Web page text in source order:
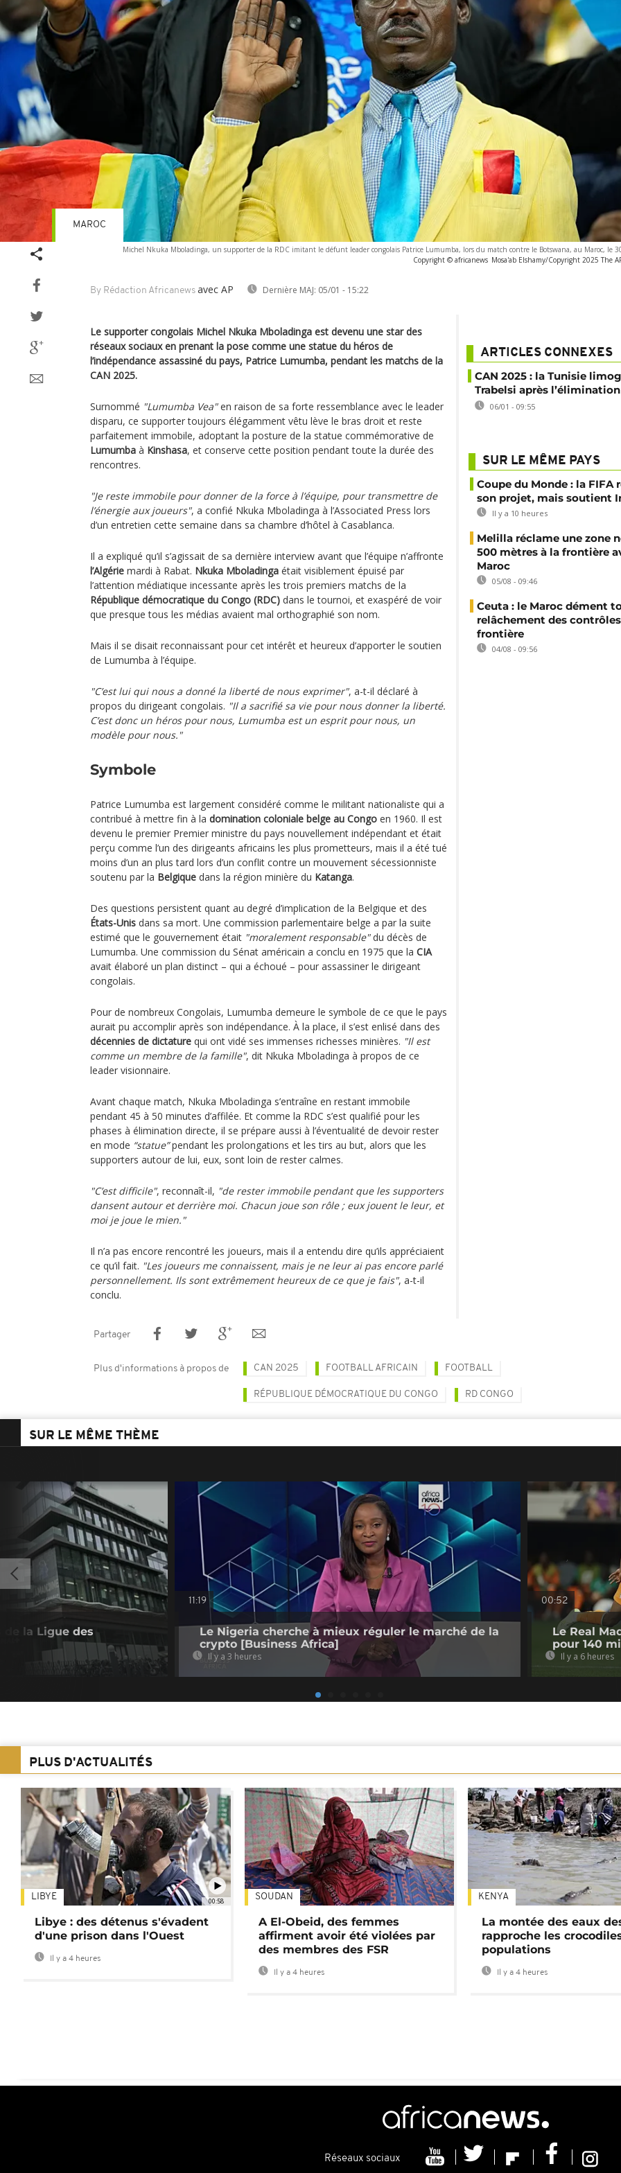
Michel Nkuka Mboladinga, un supporter de la RDC imitant le défunt leader congolais Patrice Lumumba, lors du match contre le Botswana, au Maroc, le
Copyright © africanews Mosa'ab Elshamy/Copyright 2025 The
By Rédaction Africanews avec AP Dernière MAJ: 05/01 - 15:22
MAROC
Le supporter congolais Michel Nkuka Mboladinga est devenu une star des
réseaux sociaux en prenant la pose comme une statue du héros de
l’indépendance assassiné du pays, Patrice Lumumba, pendant les matchs de la
CAN 2025.
Surnommé "Lumumba Vea"en raison de sa forte ressemblance avec le leader
disparu, ce supporter toujours élégamment vêtu lève le bras droit et reste
parfaitement immobile, adoptant la posture de la statue commémorative de
Lumumba à Kinshasa, et conserve cette position pendant toute la durée des
rencontres.
"Je reste immobile pour donner de la force à l’équipe, pour transmettre de
l’énergie aux joueurs", a confié Nkuka Mboladinga à l’Associated Press lors
d’un entretien cette semaine dans sa chambre d’hôtel à Casablanca.
Il a expliqué qu’il s’agissait de sa dernière interview avant que l’équipe n’affronte
l’Algérie mardi à Rabat. Nkuka Mboladinga était visiblement épuisé par
l’attention médiatique incessante après les trois premiers matchs de la
République démocratique du Congo (RDC) dans le tournoi, et exaspéré de voir
que presque tous les médias avaient mal orthographié son nom.
Mais il se disait reconnaissant pour cet intérêt et heureux d’apporter le soutien
de Lumumba à l’équipe.
"C’est lui qui nous a donné la liberté de nous exprimer", a-t-il déclaré à
propos du dirigeant congolais. "Il a sacrifié sa vie pour nous donner la liberté.
C’est donc un héros pour nous, Lumumba est un esprit pour nous, un
modèle pour nous."
Symbole
Patrice Lumumba est largement considéré comme le militant nationaliste qui a
contribué à mettre fin à la domination coloniale belge au Congo en 1960. Il est
devenu le premier Premier ministre du pays nouvellement indépendant et était
perçu comme l’un des dirigeants africains les plus prometteurs, mais il a été tué
moins d’un an plus tard lors d’un conflit contre un mouvement sécessionniste
soutenu par la Belgique dans la région minière du Katanga.
Des questions persistent quant au degré d’implication de la Belgique et des
États-Unis dans sa mort. Une commission parlementaire belge a par la suite
estimé que le gouvernement était "moralement responsable"du décès de
Lumumba. Une commission du Sénat américain a conclu en 1975 que la CIA
avait élaboré un plan distinct – qui a échoué – pour assassiner le dirigeant
congolais.
Pour de nombreux Congolais, Lumumba demeure le symbole de ce que le pays
aurait pu accomplir après son indépendance. À la place, il s’est enlisé dans des
décennies de dictature qui ont vidé ses immenses richesses minières. "Il est
comme un membre de la famille", dit Nkuka Mboladinga à propos de ce
leader visionnaire.
Avant chaque match, Nkuka Mboladinga s’entraîne en restant immobile
pendant 45 à 50 minutes d’affilée. Et comme la RDC s’est qualifié pour les
phases à élimination directe, il se prépare aussi à l’éventualité de devoir rester
en mode “statue”pendant les prolongations et les tirs au but, alors que les
supporters autour de lui, eux, sont loin de rester calmes.
"C’est difficile", reconnaît-il, "de rester immobile pendant que les supporters
dansent autour et derrière moi. Chacun joue son rôle ; eux jouent le leur, et
moi je joue le mien."
Il n’a pas encore rencontré les joueurs, mais il a entendu dire qu’ils appréciaient
ce qu’il fait. "Les joueurs me connaissent, mais je ne leur ai pas encore parlé
personnellement. Ils sont extrêmement heureux de ce que je fais", a-t-il
conclu.
ARTICLES CONNEXES
CAN 2025 : la Tunisie
Trabelsi après
06/01 - 09:55
SUR LE MÊME PAYS
Coupe du Monde : la FIFA
son projet, mais soutient
Il y a 10 heures
Melilla réclame une zone
500 mètres à la frontière
Maroc
05/08 - 09:46
Ceuta : le Maroc dément
relâchement des
frontière
04/08 - 09:56
Partager
Plus d'informations à propos de CAN 2025 FOOTBALL AFRICAIN FOOTBALL
RÉPUBLIQUE DÉMOCRATIQUE DU CONGO RD CONGO
SUR LE MÊME THÈME
de la Ligue des
11:19
Le Nigeria cherche à mieux réguler le marché de la
crypto [Business Africa]
Il y a 3 heures
00:52
Le Real
pour 140
Il y a 6 heures
PLUS D'ACTUALITÉS
00:58
LIBYE
Libye : des détenus s'évadent
d'une prison dans l'Ouest
Il y a 4 heures
SOUDAN
A El-Obeid, des femmes
affirment avoir été violées par
des membres des FSR
Il y a 4 heures
KENYA
La montée des eaux
rapproche les
populations
Il y a 4 heures
Réseaux sociaux